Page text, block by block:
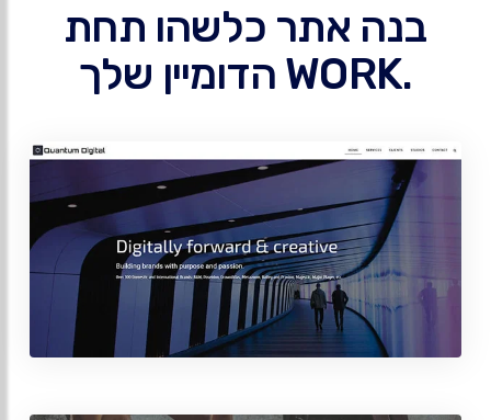
בנה אתר כלשהו תחת
.WORK הדומיין שלך